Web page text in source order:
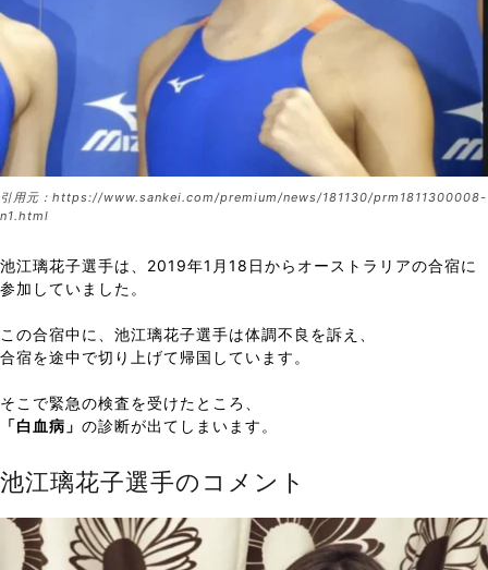
引用元：https://www.sankei.com/premium/news/181130/prm1811300008-
n1.html
池江璃花子選手は、2019年1月18日からオーストラリアの合宿に
参加していました。
この合宿中に、池江璃花子選手は体調不良を訴え、
合宿を途中で切り上げて帰国しています。
そこで緊急の検査を受けたところ、
「白血病」 の診断が出てしまいます。
池江璃花子選手のコメント